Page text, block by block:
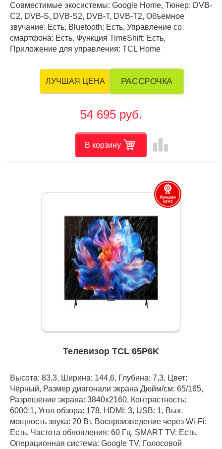
Совместимые экосистемы: Google Home, Тюнер: DVB-
C2, DVB-S, DVB-S2, DVB-T, DVB-T2, Объемное
звучание: Есть, Bluetooth: Есть, Управление со
смартфона: Есть, Функция TimeShift: Есть,
Приложение для управления: TCL Home
ЛУЧШАЯ ЦЕНА РАССРОЧКА
54 695 руб.
В корзину leaderboard
Телевизор TCL 65P6K
Высота: 83,3, Ширина: 144,6, Глубина: 7,3, Цвет:
Чёрный, Размер диагонали экрана Дюйм/см: 65/165,
Разрешение экрана: 3840x2160, Контрастность:
6000:1, Угол обзора: 178, HDMI: 3, USB: 1, Вых.
мощность звука: 20 Вт, Воспроизведение через Wi-Fi:
Есть, Частота обновления: 60 Гц, SMART TV: Есть,
Операционная система: Google TV, Голосовой